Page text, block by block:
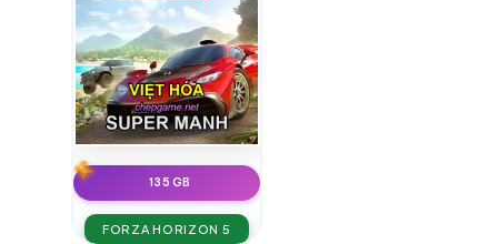
135 GB
FORZA HORIZON 5